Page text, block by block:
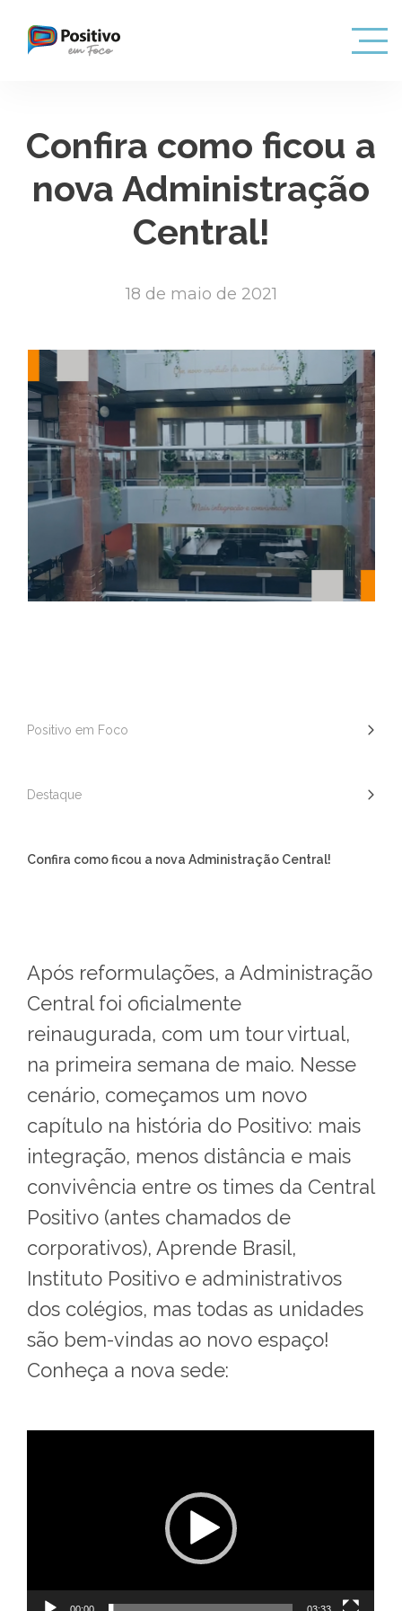
Confira como ficou a
nova Administração
Central!
18 de maio de 2021
Positivo em Foco
Destaque
Confira como ficou a nova Administração Central!
Após reformulações, a Administração
Central foi oficialmente
reinaugurada, com um tour virtual,
na primeira semana de maio. Nesse
cenário, começamos um novo
capítulo na história do Positivo: mais
integração, menos distância e mais
convivência entre os times da Central
Positivo (antes chamados de
corporativos), Aprende Brasil,
Instituto Positivo e administrativos
dos colégios, mas todas as unidades
são bem-vindas ao novo espaço!
Conheça a nova sede:
00:00 03:33